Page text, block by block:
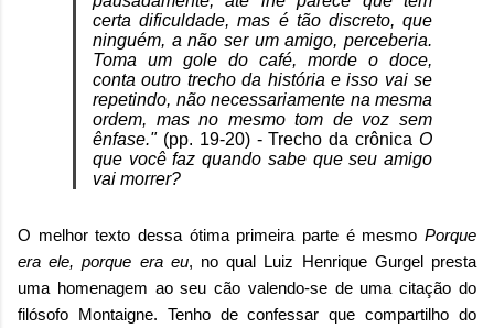
certa dificuldade, mas é tão discreto, que
ninguém, a não ser um amigo, perceberia.
Toma um gole do café, morde o doce,
conta outro trecho da história e isso vai se
repetindo, não necessariamente na mesma
ordem, mas no mesmo tom de voz sem
ênfase."(pp. 19-20) - Trecho da crônica O
que você faz quando sabe que seu amigo
vai morrer?
O melhor texto dessa ótima primeira parte é mesmo Porque
era ele, porque era eu, no qual Luiz Henrique Gurgel presta
uma homenagem ao seu cão valendo-se de uma citação do
filósofo Montaigne. Tenho de confessar que compartilho do